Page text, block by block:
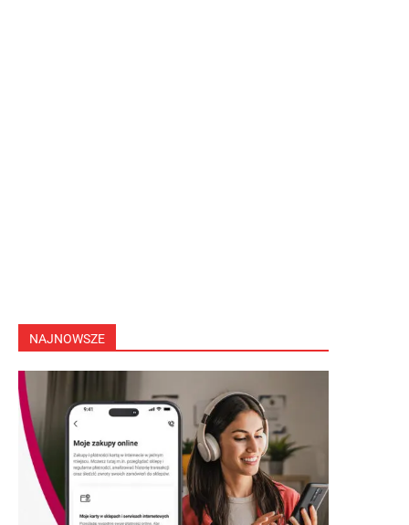
NAJNOWSZE